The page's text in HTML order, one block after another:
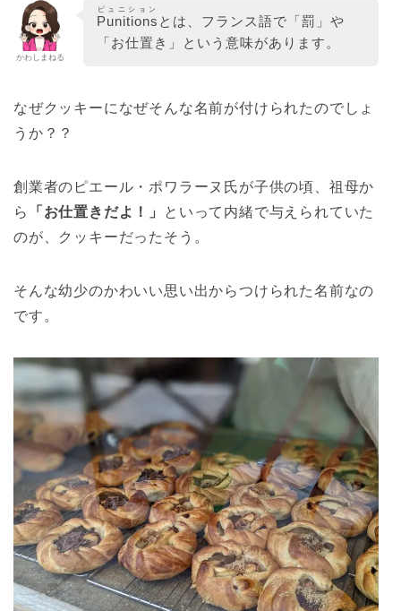
かわしまねる
Punitions
ピュニション
とは、フランス語で「罰」や
「お仕置き」という意味があります。
なぜクッキーになぜそんな名前が付けられたのでしょ
うか？？
創業者のピエール・ポワラーヌ氏が子供の頃、祖母か
ら
「お仕置きだよ！」
といって内緒で与えられていた
のが、クッキーだったそう。
そんな幼少のかわいい思い出からつけられた名前なの
です。